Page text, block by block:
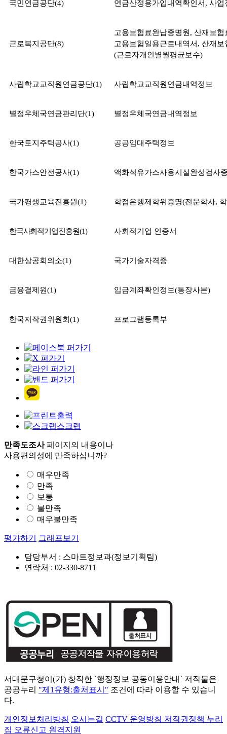
국민연금공단(4) 연금산정용가입내역확인서 , 사업
근로복지공단(8)
고용보험료완납증명원 , 산재보험
고용보험일용근로내역서 , 산재보
(근로자개인별월평균보수)
사립학교교직원연금공단(1) 사립학교교직원연금내역정보
별정우체국연금관리단(1) 별정우체국연금내역정보
한국토지주택공사(1) 공공임대주택정보
한국가스안전공사(1) 액화석유가스사용시설완성검사
국가평생교육진흥원(1) 학점은행제학위증명(전문학사,
한국사회적기업진흥원(1) 사회적기업 인증서
대한상공회의소(1) 국가기술자격증
금융결제원(1) 입금계좌확인정보(통장사본)
한국저작권위원회 (1) 프로그램등록부
출력
스크랩
만족도조사페이지의 내용이나
사용편의성에 만족하십니까?
매우만족
만족
보통
불만족
매우불만족
평가하기 그래프보기
담당부서 : 스마트정보과(정보기획팀)
연락처 : 02-330-8711
서대문구청이(가) 창작한 `행정정보 공동이용안내` 저작물은
공공누리 "제1유형:출처표시" 조건에 따라 이용할 수 있습니
다.
개인정보처리방침 오시는길 CCTV 운영방침 저작권정책 누리
집 오류신고 원격지원